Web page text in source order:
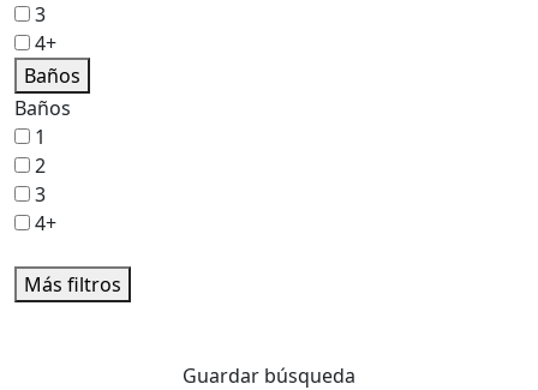
3
4+
Baños
Baños
1
2
3
4+
Más filtros
Guardar búsqueda